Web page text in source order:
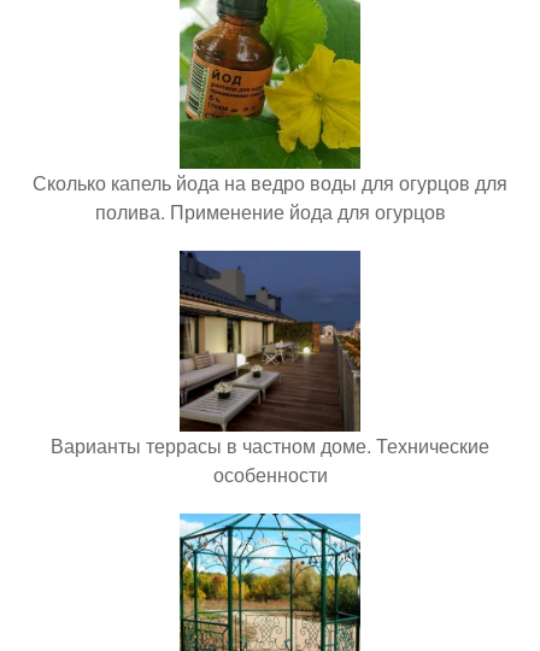
Сколько капель йода на ведро воды для огурцов для
полива. Применение йода для огурцов
Варианты террасы в частном доме. Технические
особенности